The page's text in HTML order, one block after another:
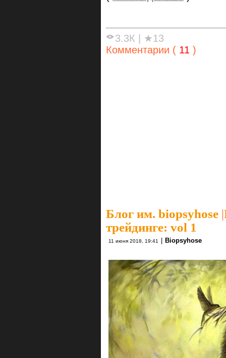
3.3К
★13
Комментарии ( 11 )
Блог им. biopsyhose |
трейдинге: vol 1
11 июня 2018, 19:41 Biopsyhose